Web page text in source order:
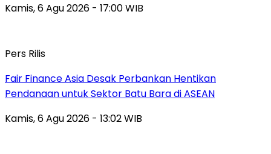
Kamis, 6 Agu 2026 - 17:00 WIB
Pers Rilis
Fair Finance Asia Desak Perbankan Hentikan
Pendanaan untuk Sektor Batu Bara di ASEAN
Kamis, 6 Agu 2026 - 13:02 WIB